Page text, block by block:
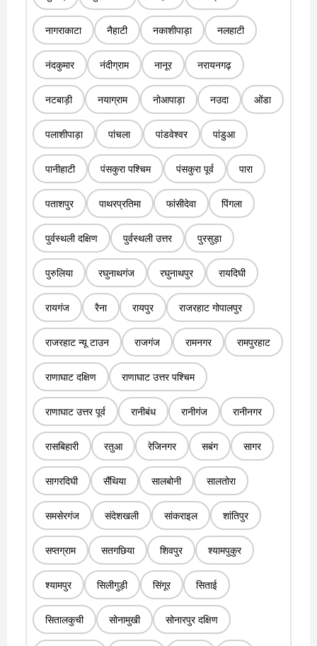
नागराकाटा नैहाटी नकाशीपाड़ा नलहाटी
नंदकुमार नंदीग्राम नानूर नरायनगढ़
नटबाड़ी नयाग्राम नोआपाड़ा नउदा ओंडा
पलाशीपाड़ा पांचला पांडवेश्वर पांडुआ
पानीहाटी पंसकुरा पश्चिम पंसकुरा पूर्व पारा
पताशपुर पाथरप्रतिमा फांसीदेवा पिंगला
पुर्वस्थली दक्षिण पुर्वस्थली उत्तर पुरसुड़ा
पुरुलिया रघुनाथगंज रघुनाथपुर रायदिघी
रायगंज रैना रायपुर राजरहाट गोपालपुर
राजरहाट न्यू टाउन राजगंज रामनगर रामपुरहाट
राणाघाट दक्षिण राणाघाट उत्तर पश्चिम
राणाघाट उत्तर पूर्व रानीबंध रानीगंज रानीनगर
रासबिहारी रतुआ रेजिनगर सबंग सागर
सागरदिघी सैंथिया सालबोनी सालतोरा
समसेरगंज संदेशखली सांकराइल शांतिपुर
सप्तग्राम सतगछिया शिवपुर श्यामपुकुर
श्यामपुर सिलीगुड़ी सिंगूर सिताई
सितालकुची सोनामुखी सोनारपुर दक्षिण